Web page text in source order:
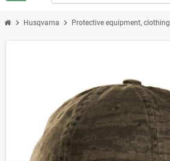
chevron_right Husqvarna chevron_right Protective equipment, clothing